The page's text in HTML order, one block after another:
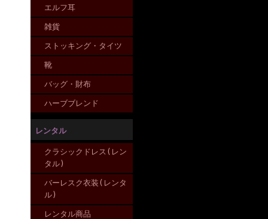
エルフ耳
雑貨
ストッキング・タイツ
靴
バッグ・財布
ハーブブレンド
レンタル
クラシックドレス(レン
タル)
バーレスク衣装(レンタ
ル)
レンタル商品